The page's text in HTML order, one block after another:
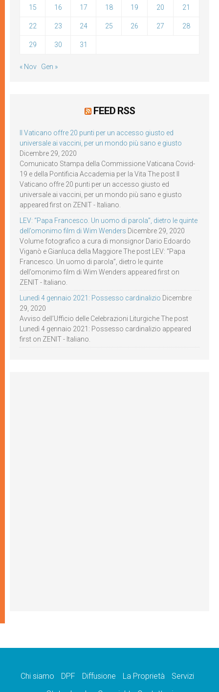
15 16 17 18 19 20 21
22 23 24 25 26 27 28
29 30 31
« Nov Gen »
FEED RSS
Il Vaticano offre 20 punti per un accesso giusto ed
universale ai vaccini, per un mondo più sano e giusto
Dicembre 29, 2020
Comunicato Stampa della Commissione Vaticana Covid-
19 e della Pontificia Accademia per la Vita The post Il
Vaticano offre 20 punti per un accesso giusto ed
universale ai vaccini, per un mondo più sano e giusto
appeared first on ZENIT - Italiano.
LEV: “Papa Francesco. Un uomo di parola”, dietro le quinte
dell’omonimo film di Wim Wenders Dicembre 29, 2020
Volume fotografico a cura di monsignor Dario Edoardo
Viganò e Gianluca della Maggiore The post LEV: “Papa
Francesco. Un uomo di parola”, dietro le quinte
dell’omonimo film di Wim Wenders appeared first on
ZENIT - Italiano.
Lunedì 4 gennaio 2021: Possesso cardinalizio Dicembre
29, 2020
Avviso dell’Ufficio delle Celebrazioni Liturgiche The post
Lunedì 4 gennaio 2021: Possesso cardinalizio appeared
first on ZENIT - Italiano.
Chi siamo DPF Diffusione La Proprietà
Servizi